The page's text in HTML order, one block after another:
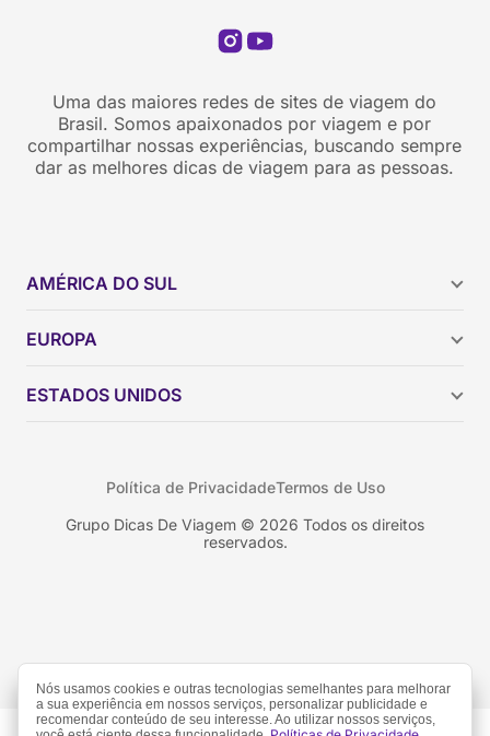
Uma das maiores redes de sites de viagem do
Brasil. Somos apaixonados por viagem e por
compartilhar nossas experiências, buscando sempre
dar as melhores dicas de viagem para as pessoas.
AMÉRICA DO SUL
Brasil
Colômbia
EUROPA
ESTADOS UNIDOS
Nova York
Grupo Dicas De Viagem © 2026 Todos os direitos
reservados.
Política de PrivacidadeTermos de Uso
Nós usamos cookies e outras tecnologias semelhantes para melhorar
a sua experiência em nossos serviços, personalizar publicidade e
recomendar conteúdo de seu interesse. Ao utilizar nossos serviços,